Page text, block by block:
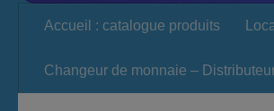
Accueil : catalogue produits
Changeur de monnaie –